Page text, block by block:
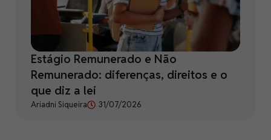
Estágio Remunerado e Não
Remunerado: diferenças, direitos e o
que diz a lei
Ariadni Siqueira 31/07/2026